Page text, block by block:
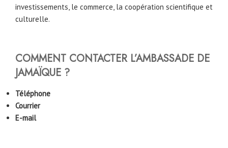
investissements, le commerce, la coopération scientifique et
culturelle.
COMMENT CONTACTER L’AMBASSADE DE
JAMAÏQUE ?
Téléphone
Courrier
E-mail